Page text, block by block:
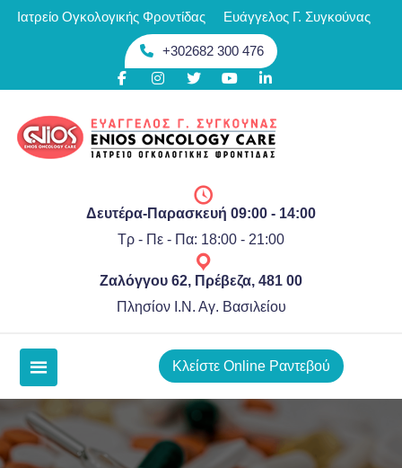
περιεχόμενο
SkipΙατρείο Ογκολογικής Φροντίδας Ευάγγελος Γ. Συγκούνας
+302682 300 476
Δευτέρα-Παρασκευή 09:00 - 14:00
Τρ - Πε - Πα: 18:00 - 21:00
Ζαλόγγου 62, Πρέβεζα, 481 00
Πλησίον Ι.Ν. Αγ. Βασιλείου
Κλείστε Online Ραντεβού